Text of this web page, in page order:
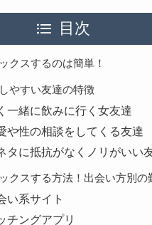
目次
クスするのは簡単！
やすい友達の特徴
一緒に飲みに行く女友達
や性の相談をしてくる友達
タに抵抗がなくノリがいい
クスする方法！出会い方別の
い系サイト
チングアプリ